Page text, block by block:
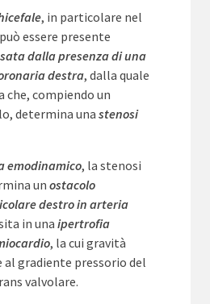
, in particolare nel
essere presente
dalla presenza di una
destra, dalla quale
compiendo un
determina una stenosi
emodinamico, la stenosi
un ostacolo
destroin arteria
in una ipertrofia
, la cui gravità
al gradiente pressorio del
valvolare.